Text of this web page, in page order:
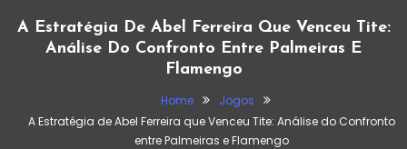
Informações do
Mundo dos Esportes
A Estratégia De Abel Ferreira Que Venceu Tite:
Análise Do Confronto Entre Palmeiras E
Flamengo
Home
Jogos
A Estratégia de Abel Ferreira que Venceu Tite: Análise do Confronto
entre Palmeiras e Flamengo